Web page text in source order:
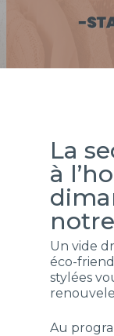
La
à
Un vide
éco-
stylées
Au